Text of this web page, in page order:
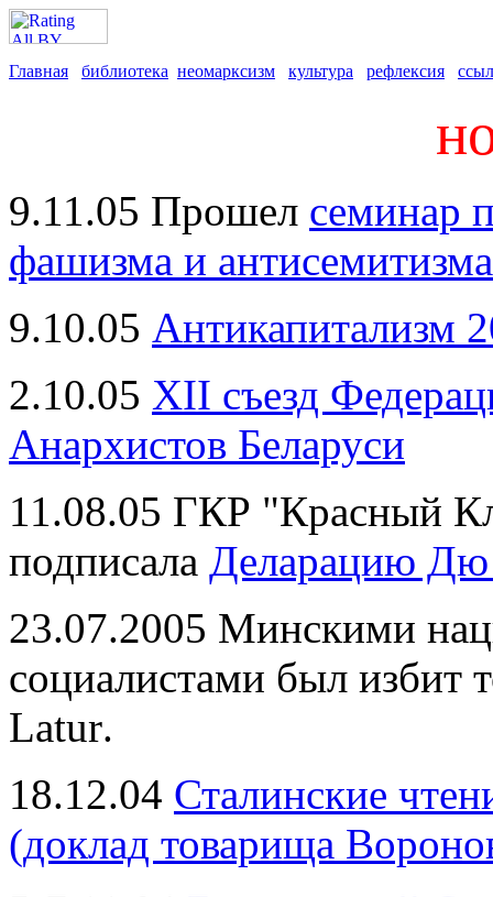
Главная библиотека неомарксизм культура рефлексия
9.11.05 Прошел семинар
фашизма и антисемитизма
9.10.05 Антикапитализм
2.10.05 XII съезд
Анархистов Беларуси
11.08.05 ГКР "Красный
подписала Деларацию Дю
23.07.2005 Минскими
социалистами был избит
Latur.
18.12.04 Сталинские
(доклад товарища